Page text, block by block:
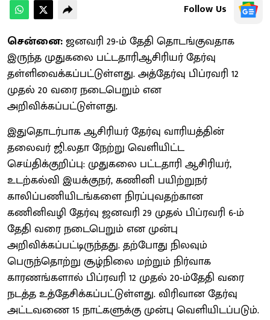
Follow Us
சென்னை:ஜனவரி 29-ம் தேதி தொடங்குவதாக
இருந்த முதுகலை பட்டதாரிஆசிரியர் தேர்வு
தள்ளிவைக்கப்பட்டுள்ளது. அத்தேர்வு பிப்ரவரி 12
முதல் 20 வரை நடைபெறும் என
அறிவிக்கப்பட்டுள்ளது.
இதுதொடர்பாக ஆசிரியர் தேர்வு வாரியத்தின்
தலைவர் ஜி.லதா நேற்று வெளியிட்ட
செய்திக்குறிப்பு: முதுகலை பட்டதாரி ஆசிரியர்,
உடற்கல்வி இயக்குநர், கணினி பயிற்றுநர்
காலிப்பணியிடங்களை நிரப்புவதற்கான
கணினிவழி தேர்வு ஜனவரி 29 முதல் பிப்ரவரி 6-ம்
தேதி வரை நடைபெறும் என முன்பு
அறிவிக்கப்பட்டிருந்தது. தற்போது நிலவும்
பெருந்தொற்று சூழ்நிலை மற்றும் நிர்வாக
காரணங்களால் பிப்ரவரி 12 முதல் 20-ம்தேதி வரை
நடத்த உத்தேசிக்கப்பட்டுள்ளது. விரிவான தேர்வு
அட்டவணை 15 நாட்களுக்கு முன்பு வெளியிடப்படும்.